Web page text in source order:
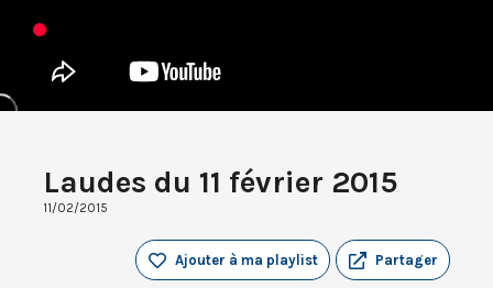
Laudes du 11 février 2015
11/02/2015
Partager
Ajouter à ma playlist